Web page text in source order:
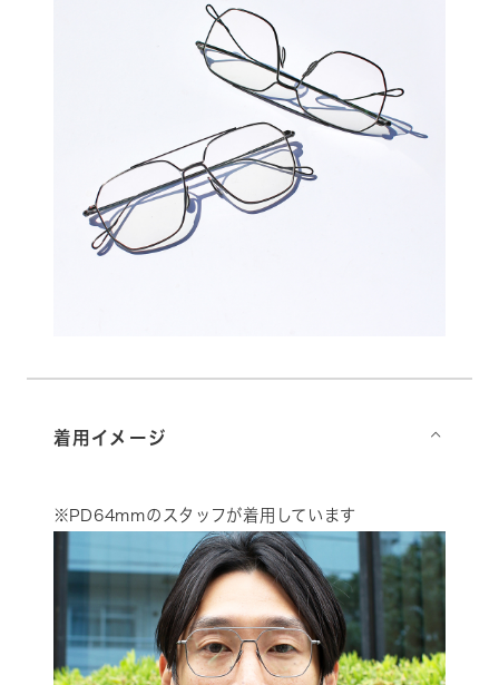
着用イメージ ⌵
※PD64mmのスタッフが着用しています